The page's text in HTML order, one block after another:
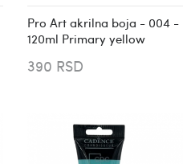
Pro Art akrilna boja - 004 -
120ml Primary yellow
390 RSD